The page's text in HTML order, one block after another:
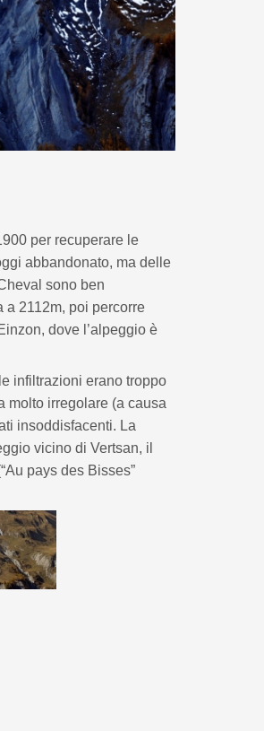
per recuperare le
abbandonato, ma delle
sono ben
a 2112m, poi percorre
dove l’alpeggio è
infiltrazioni erano troppo
molto irregolare (a causa
insoddisfacenti. La
vicino di Vertsan, il
pays des Bisses”